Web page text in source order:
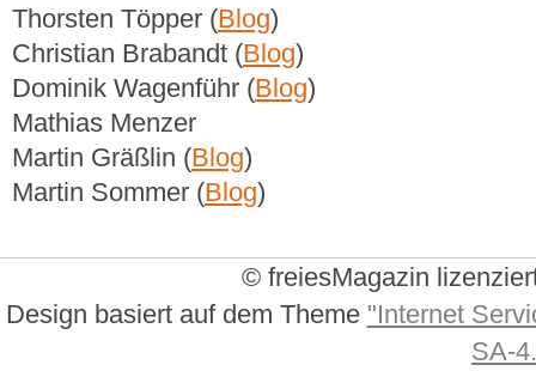
Thorsten Töpper (Blog)
Christian Brabandt (Blog)
Dominik Wagenführ (Blog)
Mathias Menzer
Martin Gräßlin (Blog)
Martin Sommer (Blog)
© freiesMagazin
Design basiert auf dem Theme "Internet
SA-